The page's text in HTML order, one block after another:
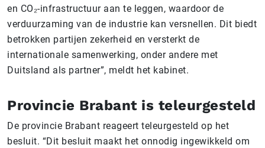
en CO₂-infrastructuur aan te leggen, waardoor de
verduurzaming van de industrie kan versnellen. Dit biedt
betrokken partijen zekerheid en versterkt de
internationale samenwerking, onder andere met
Duitsland als partner”, meldt het kabinet.
Provincie Brabant is teleurgesteld
De provincie Brabant reageert teleurgesteld op het
besluit. “Dit besluit maakt het onnodig ingewikkeld om